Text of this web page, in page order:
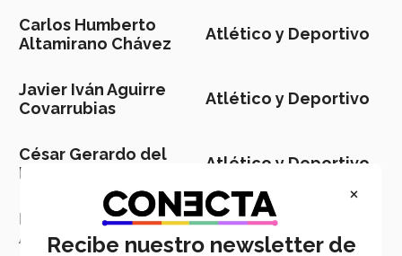
Carlos Humberto
Altamirano Chávez
Atlético y Deportivo
Javier Iván Aguirre
Covarrubias
Atlético y Deportivo
César Gerardo del
Bosque Treviño
Atlético y Deportivo
Mario Alonso
Acevedo Carrasco
Atlético y Deportivo
×
Recibe nuestro newsletter de